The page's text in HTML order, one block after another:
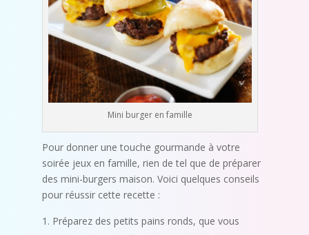
Mini burger en famille
Pour donner une touche gourmande à votre
soirée jeux en famille, rien de tel que de préparer
des mini-burgers maison. Voici quelques conseils
pour réussir cette recette :
Préparez des petits pains ronds, que vous